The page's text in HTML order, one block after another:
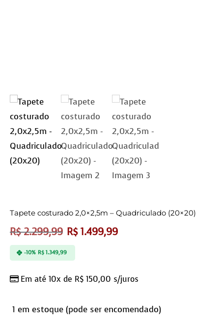
Tapete costurado 2,0×2,5m – Quadriculado (20×20)
R$2.299,99 R$1.499,99
Em até 10x de R$ 150,00 s/juros
-10% R$1.349,99
1 em estoque (pode ser encomendado)